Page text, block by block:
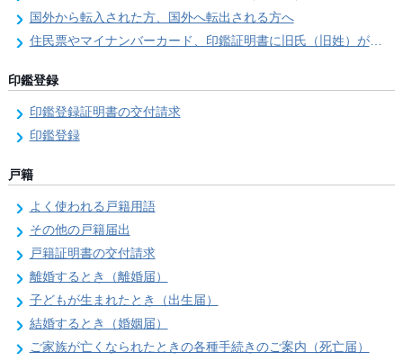
国外から転入された方、国外へ転出される方へ
住民票やマイナンバーカード、印鑑証明書に旧氏（旧姓）が併記できるようになりました！
印鑑登録
印鑑登録証明書の交付請求
印鑑登録
戸籍
よく使われる戸籍用語
その他の戸籍届出
戸籍証明書の交付請求
離婚するとき（離婚届）
子どもが生まれたとき（出生届）
結婚するとき（婚姻届）
ご家族が亡くなられたときの各種手続きのご案内（死亡届）